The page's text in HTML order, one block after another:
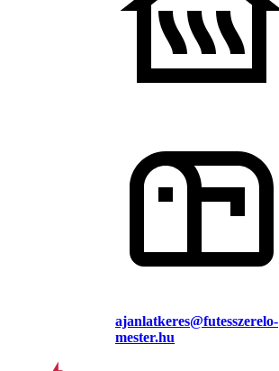
ajanlatkeres@futesszerelo-
mester.hu